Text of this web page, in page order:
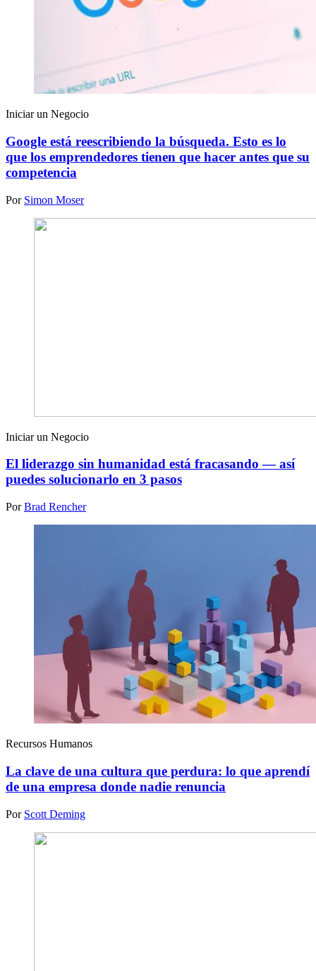
Iniciar un Negocio
Google está reescribiendo la búsqueda. Esto es lo
que los emprendedores tienen que hacer antes que su
competencia
Por Simon Moser
Iniciar un Negocio
El liderazgo sin humanidad está fracasando — así
puedes solucionarlo en 3 pasos
PorBrad Rencher
Recursos Humanos
La clave de una cultura que perdura: lo que aprendí
de una empresa donde nadie renuncia
Por Scott Deming